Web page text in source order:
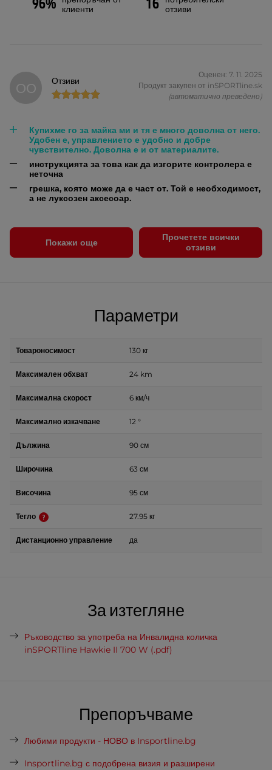
96%
клиенти
16 отзиви
ОО Отзиви
Оценен: 7. 11. 2025
Продукт закупен от inSPORTline.sk
(автоматично преведено)
Купихме го за майка ми и тя е много доволна от него.
Удобен е, управлението е удобно и добре
чувствително. Доволна е и от материалите.
инструкцията за това как да изгорите контролера е
неточна
грешка, която може да е част от. Той е необходимост,
а не луксозен аксесоар.
Покажи още
Прочетете всички
отзиви
Параметри
Товароносимост 130 кг
Максимален обхват 24 km
Максимална скорост 6 км/ч
Максимално изкачване 12 °
Дължина 90 см
Широчина 63 см
Височина 95 см
Тегло 27.95 кг
Дистанционно управление да
За изтегляне
Ръководство за употреба на Инвалидна количка
inSPORTline Hawkie II 700 W (.pdf)
Препоръчваме
Любими продукти - НОВО в Insportline.bg
Insportline.bg с подобрена визия и разширени